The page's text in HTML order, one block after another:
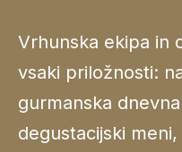
Vrhunska ekipa in
vsaki priložnosti:
gurmanska
degustacijski